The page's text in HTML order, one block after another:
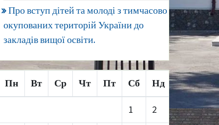
Про вступ дітей та молоді з тимчасово
окупованих територій України до
закладів вищої освіти.
Пн Вт Ср Чт Пт Сб Нд
1 2